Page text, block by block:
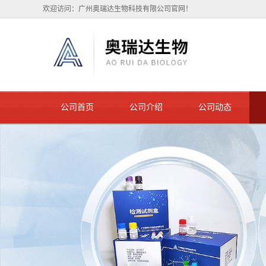
欢迎访问：广州奥瑞达生物科技有限公司官网！
公司首页 公司介绍 公司动态